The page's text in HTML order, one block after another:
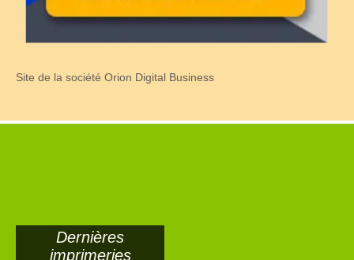
Site de la société Orion Digital Business
Dernières
imprimeries